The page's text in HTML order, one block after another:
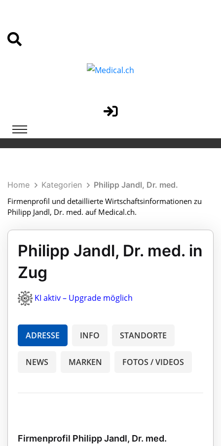
Home Kategorien
Philipp Jandl, Dr. med.
Firmenprofil und detaillierte Wirtschaftsinformationen zu
Philipp Jandl, Dr. med. auf Medical.ch.
Philipp Jandl, Dr. med. in
Zug
KI aktiv – Upgrade möglich
ADRESSE INFO STANDORTE
NEWS MARKEN FOTOS / VIDEOS
Firmenprofil Philipp Jandl, Dr. med.